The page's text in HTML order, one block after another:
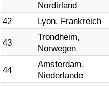
Nordirland
42 Lyon, Frankreich
43
Trondheim,
Norwegen
44
Amsterdam,
Niederlande